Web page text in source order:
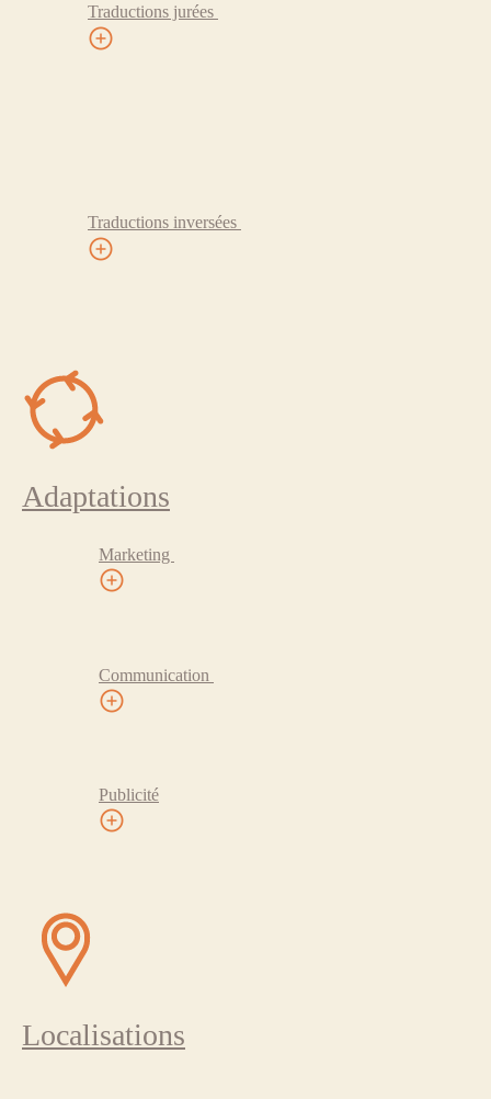
Traductions jurées
Traductions inversées
Adaptations
Marketing
Communication
Publicité
Localisations